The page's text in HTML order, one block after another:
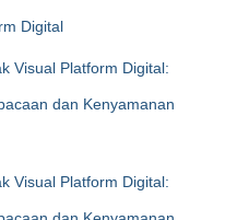
Digital
Visual Platform Digital:
dan Kenyamanan
Visual Platform Digital: